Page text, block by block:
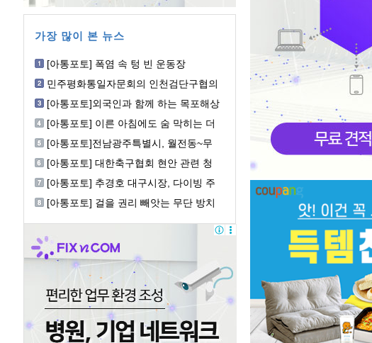
가장 많이 본 뉴스
[아통포토] 폭염 속 텅 빈 운동장
민주평화통일자문회의 인천검단구협의
[아통포토]외국인과 함께 하는 목포해상
[아통포토] 이른 아침에도 숨 막히는 더
[아통포토]전남광주특별시, 월전동~무
[아통포토] 대한축구협회 현안 관련 청
[아통포토] 추경호 대구시장, 다이빙 주
[아통포토] 걸을 권리 빼앗는 무단 방치